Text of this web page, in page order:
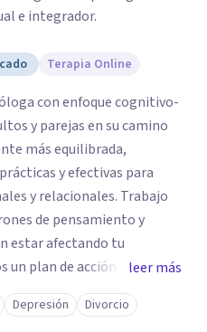
e integrador.
Terapia Online
con enfoque cognitivo-
y parejas en su camino
más equilibrada,
y efectivas para
relacionales. Trabajo
de pensamiento y
estar afectando tu
plan de acción basado en
estrés, depresión y otros
leer más
Depresión
Divorcio